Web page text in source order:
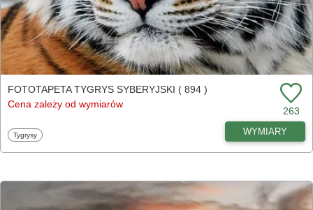
FOTOTAPETA TYGRYS SYBERYJSKI ( 894 )
Cena zależy od wymiarów
263
Fototapety
Tygrysy WYMIARY